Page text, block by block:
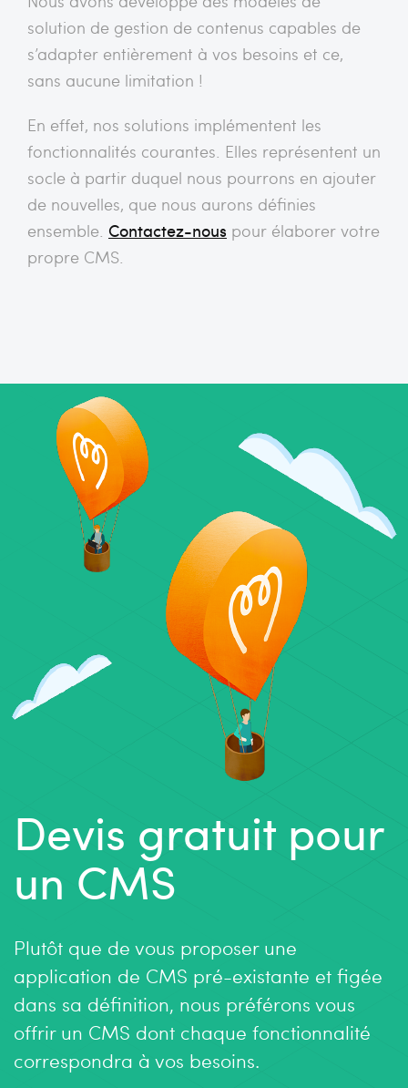
solution de gestion de contenus capables de
s’adapter entièrement à vos besoins et ce,
sans aucune limitation !
En effet, nos solutions implémentent les
fonctionnalités courantes. Elles représentent un
socle à partir duquel nous pourrons en ajouter
de nouvelles, que nous aurons définies
ensemble. Contactez-nous pour élaborer votre
propre CMS.
Devis gratuit pour
un CMS
Plutôt que de vous proposer une
application de CMS pré-existante et figée
dans sa définition, nous préférons vous
offrir un CMS dont chaque fonctionnalité
correspondra à vos besoins.